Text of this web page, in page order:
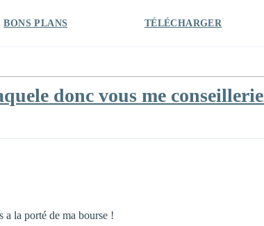
BONS PLANS TÉLÉCHARGER
donc vous me
a la porté de ma bourse !